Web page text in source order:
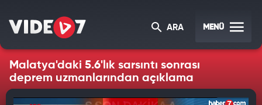
ARA MENÜ
Malatya'daki 5.6'lık sarsıntı sonrası
deprem uzmanlarından açıklama